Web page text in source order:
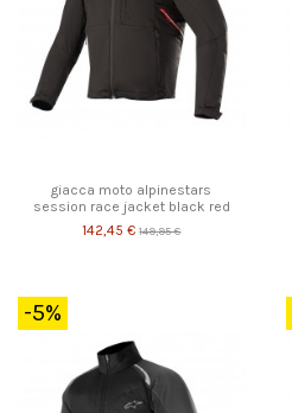
giacca moto alpinestars
session race jacket black red
142,45 € 149,95 €
-5%